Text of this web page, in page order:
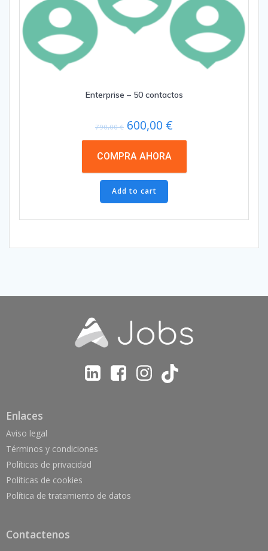
Enterprise – 50 contactos
790,00€ Original
price
was:
790,00 €.
600,00 €
price
600,00 €.
COMPRA AHORA
Add to cart
Enlaces
Aviso legal
Términos y condiciones
Políticas de privacidad
Políticas de cookies
Política de tratamiento de datos
Contactenos